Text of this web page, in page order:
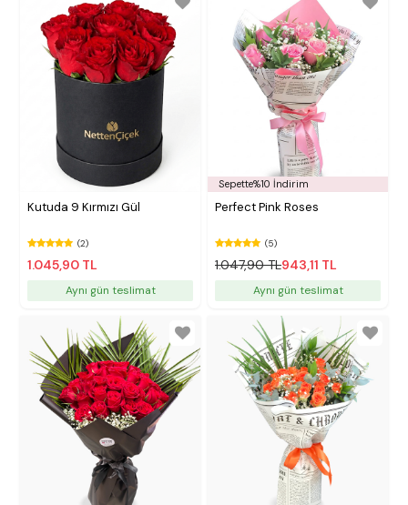
Kutuda 9 Kırmızı Gül
(2)
1.045,90 TL
Aynı gün teslimat
Sepette%10 İndirim
Perfect Pink Roses
(5)
1.047,90 TL943,11 TL
Aynı gün teslimat